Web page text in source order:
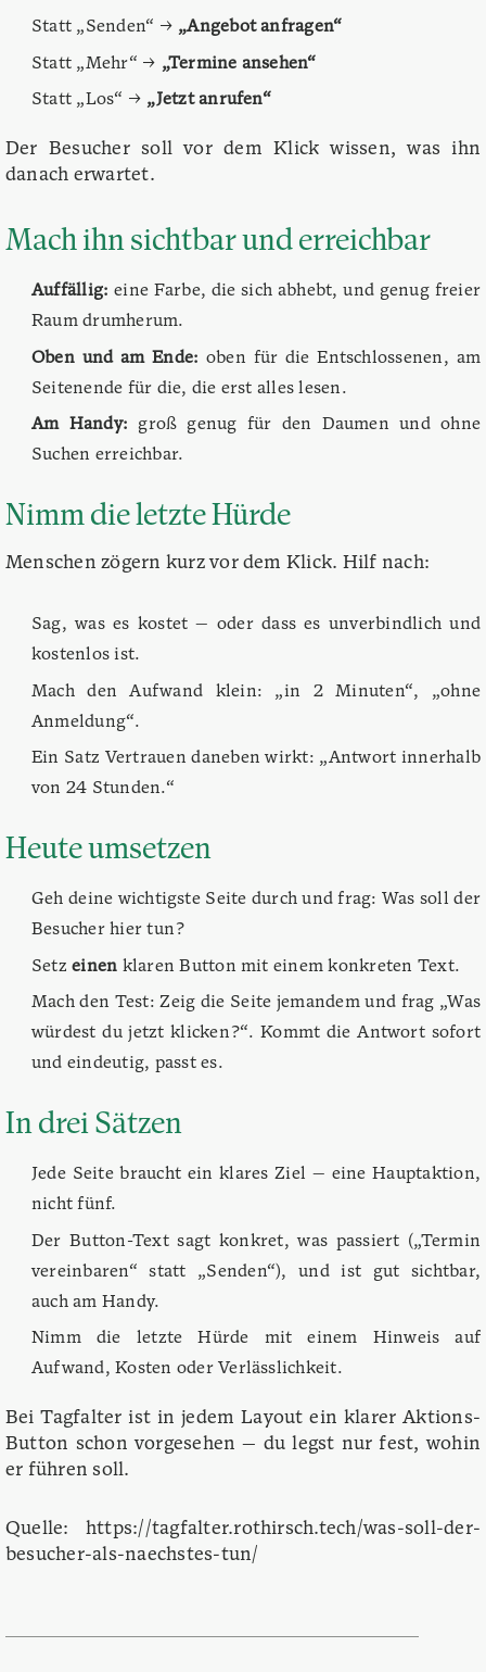
Statt „Senden“ → „Angebot anfragen“
Statt „Mehr“ → „Termine ansehen“
Statt „Los“ → „Jetzt anrufen“
Der Besucher soll vor dem Klick wissen, was ihn
danach erwartet.
Mach ihn sichtbar und erreichbar
Auffällig: eine Farbe, die sich abhebt, und genug freier
Raum drumherum.
Oben und am Ende: oben für die Entschlossenen, am
Seitenende für die, die erst alles lesen.
Am Handy: groß genug für den Daumen und ohne
Suchen erreichbar.
Nimm die letzte Hürde
Menschen zögern kurz vor dem Klick. Hilf nach:
Sag, was es kostet — oder dass es unverbindlich und
kostenlos ist.
Mach den Aufwand klein: „in 2 Minuten“, „ohne
Anmeldung“.
Ein Satz Vertrauen daneben wirkt: „Antwort innerhalb
von 24 Stunden.“
Heute umsetzen
Geh deine wichtigste Seite durch und frag: Was soll der
Besucher hier tun?
Setzeinen klaren Button mit einem konkreten Text.
Mach den Test: Zeig die Seite jemandem und frag „Was
würdest du jetzt klicken?“. Kommt die Antwort sofort
und eindeutig, passt es.
In drei Sätzen
Jede Seite braucht ein klares Ziel — eine Hauptaktion,
nicht fünf.
Der Button-Text sagt konkret, was passiert („Termin
vereinbaren“ statt „Senden“), und ist gut sichtbar,
auch am Handy.
Nimm die letzte Hürde mit einem Hinweis auf
Aufwand, Kosten oder Verlässlichkeit.
Bei Tagfalter ist in jedem Layout ein klarer Aktions-
Button schon vorgesehen — du legst nur fest, wohin
er führen soll.
Quelle: https://tagfalter.rothirsch.tech/was-soll-der-
besucher-als-naechstes-tun/